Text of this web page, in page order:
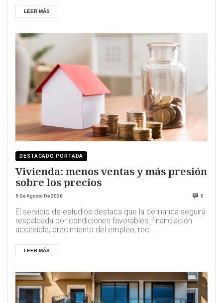
LEER MÁS
DESTACADO PORTADA
Vivienda: menos ventas y más presión
sobre los precios
5 De Agosto De 2026 0
El servicio de estudios destaca que la demanda seguirá
respaldada por condiciones favorables: financiación
accesible, crecimiento del empleo, rec...
LEER MÁS